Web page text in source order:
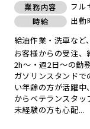
業務内容
フル
時給
出勤
給油作業・洗車など
お客様からの受注
2h～・週2日～の勤
ガソリンスタンド
い年齢の方が活躍
からベテランスタッ
未経験の方も心配...